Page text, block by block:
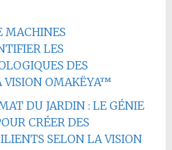
MACHINES
LES
DES
VISION OMAKËYA™
DU JARDIN : LE GÉNIE
CRÉER DES
SELON LA VISION